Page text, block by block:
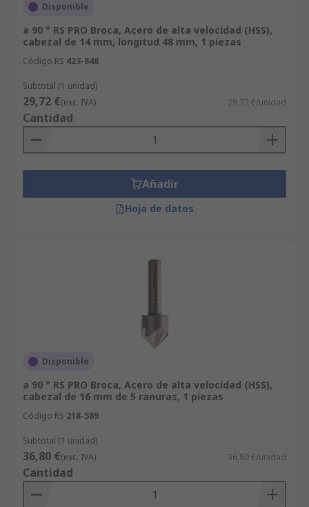
Disponible
a 90 ° RS PRO Broca, Acero de alta velocidad (HSS),
cabezal de 14 mm, longitud 48 mm, 1 piezas
Código RS 423-848
Subtotal (1 unidad)
29,72 €(exc. IVA) 29,72 €/unidad
Cantidad
Añadir
Hoja de datos
Disponible
a 90 ° RS PRO Broca, Acero de alta velocidad (HSS),
cabezal de 16 mm de 5 ranuras, 1 piezas
Código RS 218-589
Subtotal (1 unidad)
36,80 €(exc. IVA) 36,80 €/unidad
Cantidad